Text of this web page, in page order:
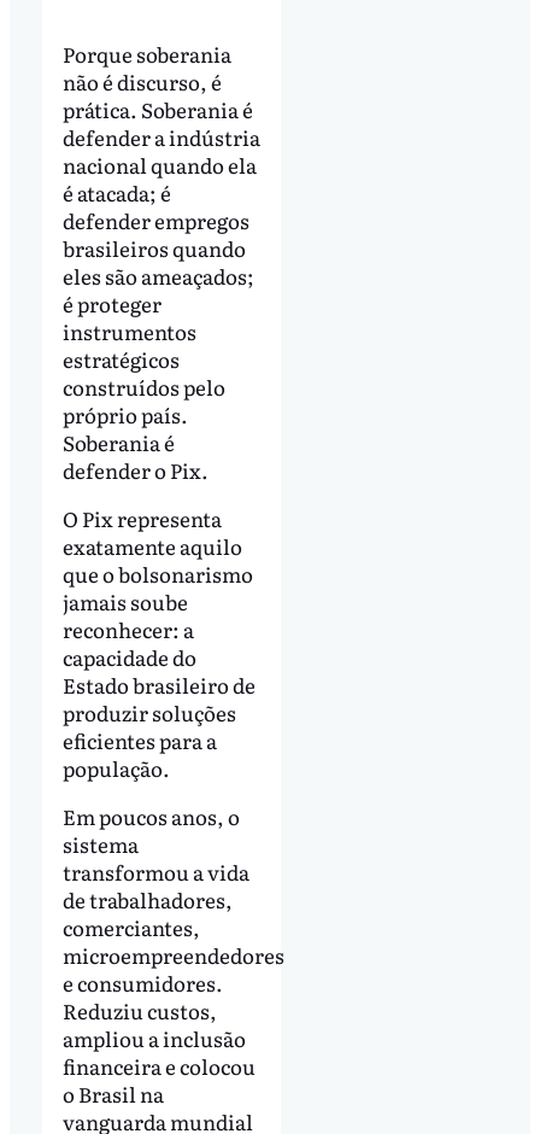
Porque soberania
não é discurso, é
prática. Soberania é
defender a indústria
nacional quando ela
é atacada; é
defender empregos
brasileiros quando
eles são ameaçados;
é proteger
instrumentos
estratégicos
construídos pelo
próprio país.
Soberania é
defender o Pix.
O Pix representa
exatamente aquilo
que o bolsonarismo
jamais soube
reconhecer: a
capacidade do
Estado brasileiro de
produzir soluções
eficientes para a
população.
Em poucos anos, o
sistema
transformou a vida
de trabalhadores,
comerciantes,
microempreendedores
e consumidores.
Reduziu custos,
ampliou a inclusão
financeira e colocou
o Brasil na
vanguarda mundial